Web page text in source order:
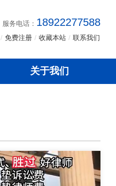
服务电话： 18922277588
/ 免费注册 / 收藏本站 / 联系我们
关于我们